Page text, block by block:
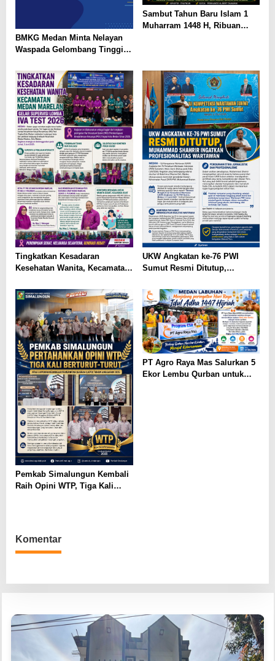
BMKG Medan Minta Nelayan
Waspada Gelombang Tinggi
Sumut
Sambut Tahun Baru Islam 1
Muharram 1448 H, Ribuan
Tingkatkan Kesadaran
Kesehatan Wanita, Kecamatan
Supervisi Lomba IVA Test
2026
UKW Angkatan ke-76 PWI
Sumut Resmi Ditutup,
Profesionalitas Wartawan
Pemkab Simalungun Kembali
Raih Opini WTP, Tiga Kali
PT Agro Raya Mas Salurkan 5
Ekor Lembu Qurban untuk
Komentar